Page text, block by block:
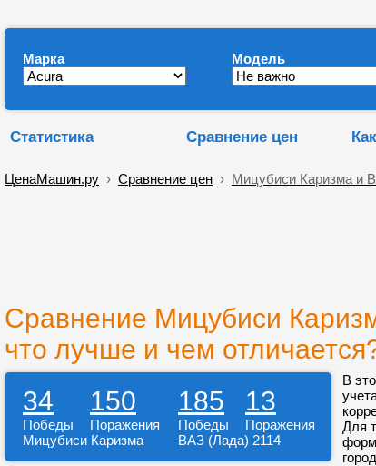
Марка Модель
Статистика Сравнение цен
ЦенаМашин.ру › Сравнение цен › Мицубиси Каризма и
Сравнение Мицубиси
что лучше и чем
34 150 185 13
Победы Поражения Победы
Поражения
Мицубиси Каризма
ВАЗ (Лада) 2114
В
Для